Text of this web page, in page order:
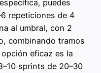
puedes
repeticiones de 4
al umbral, con 2
combinando tramos
eficaz es la
sprints de 20–30